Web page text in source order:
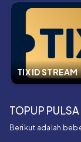
TIX ID STREAM
TOPUP PULSA
Berikut adalah